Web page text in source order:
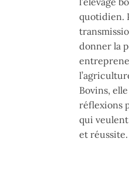
quotidien.
donner la
Bovins,
réflexions
qui
et réussite.